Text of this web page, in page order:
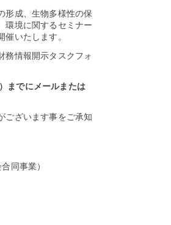
形成、生物多様性の保
環境に関するセミナー
いたします。
務情報開示タスクフォ
までにメールまたは
ございます事をご承知
同事業）